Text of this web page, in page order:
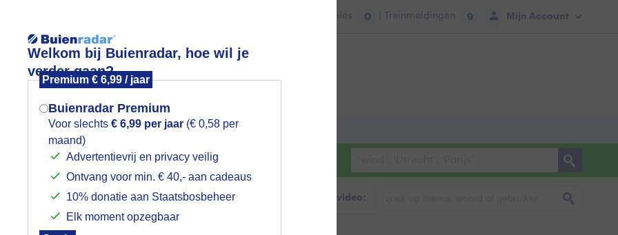
Welkom bij Buienradar, hoe wil je
verder gaan?
Premium € 6,99 / jaar
Buienradar Premium
Voor slechts € 6,99 per jaar (€ 0,58 per
maand)
Advertentievrij en privacy veilig
Ontvang voor min. € 40,- aan cadeaus
10% donatie aan Staatsbosbeheer
Elk moment opzegbaar
Mijn Account
Files 0 | Treinmeldingen 9
Lees meer.
Foto en video Weerzine
Zoeken in foto & video:
Mogen we je locatie gebruiken voor
het weer?
Indien je hier nog geen akkoord op hebt